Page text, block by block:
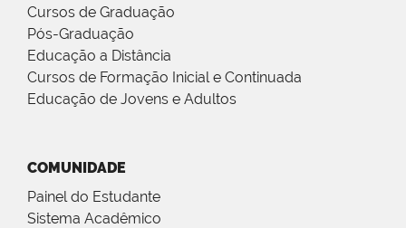
Cursos de Graduação
Pós-Graduação
Educação a Distância
Cursos de Formação Inicial e Continuada
Educação de Jovens e Adultos
COMUNIDADE
Painel do Estudante
Sistema Acadêmico